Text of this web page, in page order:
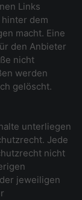
Links
dem
macht. Eine
den Anbieter
nicht
werden
gelöscht.
unterliegen
Jede
nicht
jeweiligen